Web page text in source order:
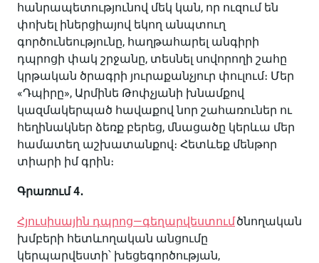
հանրապետությունով մեկ կան, որ ուզում են
փոխել իներցիայով եկող անպտուղ
գործունեությունը, հաղթահարել անգիրի
դպրոցի փակ շրջանը, տեսնել սովորողի շահը
կրթական ծրագրի յուրաքանչյուր փուլում։ Մեր
«Դպիրը», Արմինե Թոփչյանի խնամքով
կազմակերպած հավաքով նոր շահառուներ ու
հեղինակներ ձեռք բերեց, մնացածը կերևա մեր
համատեղ աշխատանքով։ Հետևեք մենթոր
տիարի իմ գրին։
Գրառում4․
Հյուսիսային դպրոց—գեղարվեստումծնողական
խմբերի հետևողական անցումը
կերպարվեստի՝ խեցեգործության,